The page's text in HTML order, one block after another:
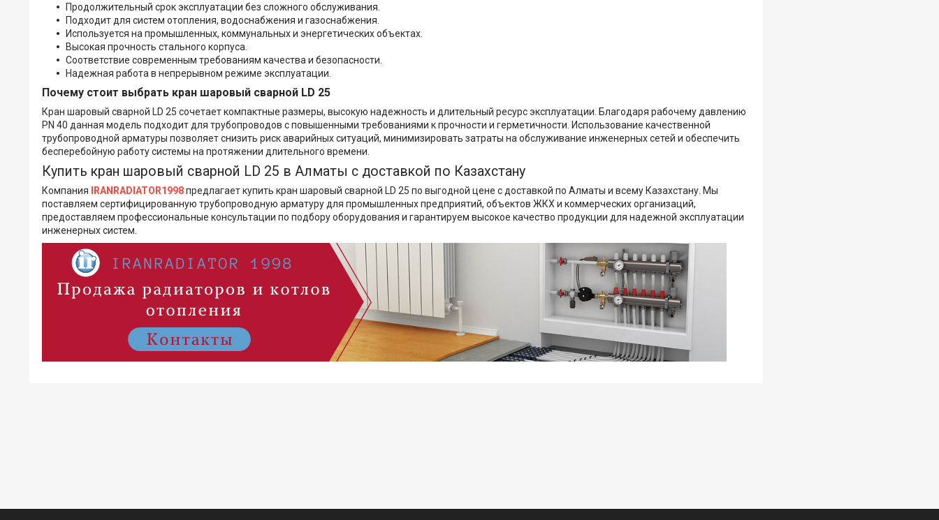
Продолжительный срок эксплуатации без сложного обслуживания.
Подходит для систем отопления, водоснабжения и газоснабжения.
Используется на промышленных, коммунальных и энергетических объектах.
Высокая прочность стального корпуса.
Соответствие современным требованиям качества и безопасности.
Надежная работа в непрерывном режиме эксплуатации.
Почему стоит выбрать кран шаровый сварной LD 25
Кран шаровый сварной LD 25 сочетает компактные размеры, высокую надежность и длительный ресурс эксплуатации. Благодаря рабочему давлению
PN 40 данная модель подходит для трубопроводов с повышенными требованиями к прочности и герметичности. Использование качественной
трубопроводной арматуры позволяет снизить риск аварийных ситуаций, минимизировать затраты на обслуживание инженерных сетей и обеспечить
бесперебойную работу системы на протяжении длительного времени.
Купить кран шаровый сварной LD 25 в Алматы с доставкой по Казахстану
Компания IRANRADIATOR1998предлагает купить кран шаровый сварной LD 25 по выгодной цене с доставкой по Алматы и всему Казахстану. Мы
поставляем сертифицированную трубопроводную арматуру для промышленных предприятий, объектов ЖКХ и коммерческих организаций,
предоставляем профессиональные консультации по подбору оборудования и гарантируем высокое качество продукции для надежной эксплуатации
инженерных систем.